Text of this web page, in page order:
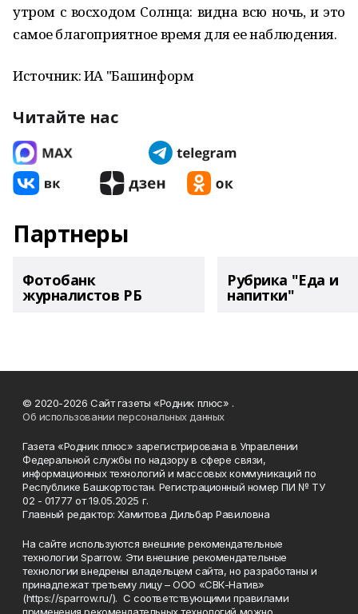
утром с восходом Солнца: видна всю ночь, и это
самое благоприятное время для ее наблюдения.
Источник: ИА "Башинформ
Читайте нас
Партнеры
Фотобанк
журналистов РБ
Рубрика "Еда и
напитки"
© 2020-2026 Сайт газеты «Родник плюс» .
Об использовании персональных данных
Газета «Родник плюс» зарегистрирована в Управлении
Федеральной службы по надзору в сфере связи,
информационных технологий и массовых коммуникаций по
Республике Башкортостан. Регистрационный номер ПИ № ТУ
02 - 01777 от 19.05.2025 г.
Главный редактор: Хамитова Дильбар Равиловна
На сайте используются внешние рекомендательные
технологии Sparrow. Эти внешние рекомендательные
технологии внедрены владельцем сайта, но разработаны и
принадлежат третьему лицу – ООО «СВК-Натив»
(https://sparrow.ru/). С соответствующими правилами